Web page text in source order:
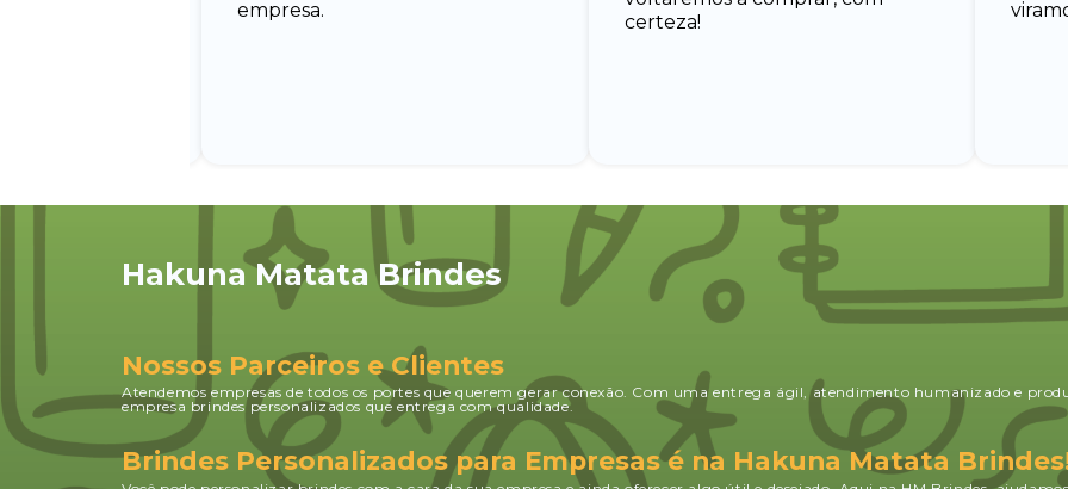
empresa.
certeza!
Hakuna Matata Brindes
Nossos Parceiros e Clientes
Atendemos empresas de todos os portes que querem gerar conexão. Com uma entrega ágil, atendimento humanizado e
empresa brindes personalizados que entrega com qualidade.
Brindes Personalizados para Empresas é na Hakuna Matata